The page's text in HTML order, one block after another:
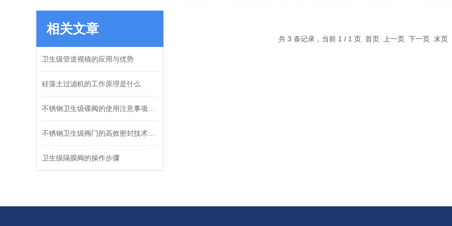
相关文章
卫生级管道视镜的应用与优势
硅藻土过滤机的工作原理是什么
卫生级隔膜阀的操作步骤
共 3 条记录，当前 1 / 1 页 首页 上一页 下一页 末页